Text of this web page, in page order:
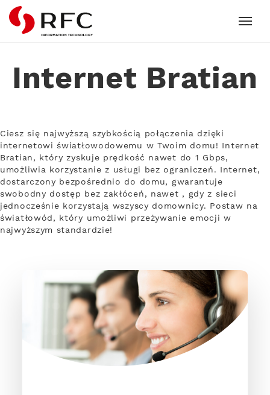
RFC
Internet Bratian
Ciesz się najwyższą szybkością połączenia dzięki
internetowi światłowodowemu w Twoim domu! Internet
Bratian, który zyskuje prędkość nawet do 1 Gbps,
umożliwia korzystanie z usługi bez ograniczeń. Internet,
dostarczony bezpośrednio do domu, gwarantuje
swobodny dostęp bez zakłóceń, nawet , gdy z sieci
jednocześnie korzystają wszyscy domownicy. Postaw na
światłowód, który umożliwi przeżywanie emocji w
najwyższym standardzie!